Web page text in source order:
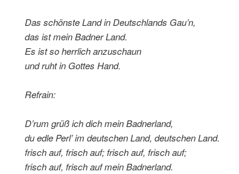
Das schönste Land in Deutschlands Gau’n,
das ist mein Badner Land.
Es ist so herrlich anzuschaun
und ruht in Gottes Hand.
Refrain:
D’rum grüß ich dich mein Badnerland,
du edle Perl’ im deutschen Land, deutschen Land.
frisch auf, frisch auf; frisch auf, frisch auf;
frisch auf, frisch auf mein Badnerland.